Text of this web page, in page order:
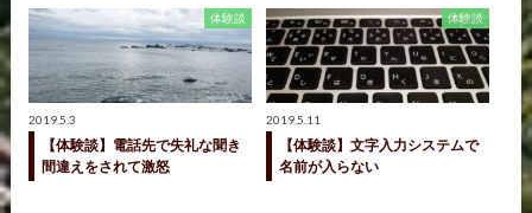
体験談
2019.5.3
【体験談】電話先で失礼な聞き
間違えをされて激怒
体験談
2019.5.11
【体験談】文字入力システムで
名前が入らない